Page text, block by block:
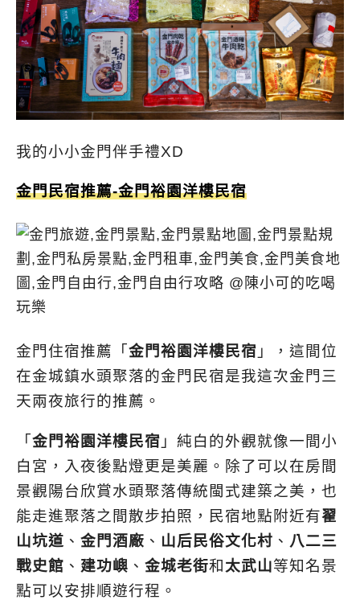
我的小小金門伴手禮XD
金門民宿推薦-金門裕園洋樓民宿
金門住宿推薦「 金門裕園洋樓民宿 」，這間位
在金城鎮水頭聚落的金門民宿是我這次金門三
天兩夜旅行的推薦。
「金門裕園洋樓民宿 」純白的外觀就像一間小
白宮，入夜後點燈更是美麗。除了可以在房間
景觀陽台欣賞水頭聚落傳統閩式建築之美，也
能走進聚落之間散步拍照，民宿地點附近有翟
山坑道 、 金門酒廠 、 山后民俗文化村 、 八二三
戰史館 、 建功嶼 、 金城老街和太武山等知名景
點可以安排順遊行程。